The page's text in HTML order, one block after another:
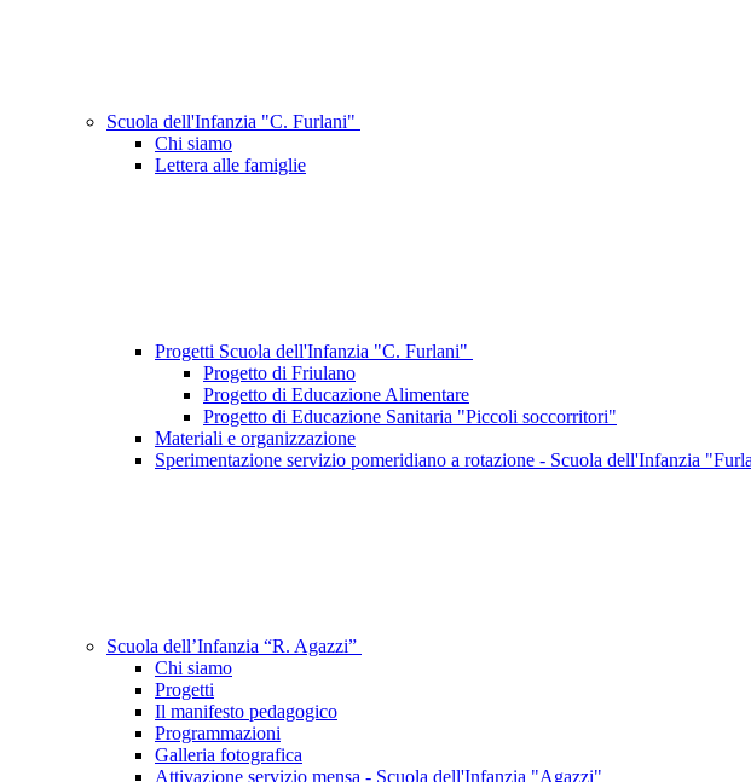
Scuola dell'Infanzia "C. Furlani"
Chi siamo
Lettera alle famiglie
Progetti Scuola dell'Infanzia "C. Furlani"
Progetto di Friulano
Progetto di Educazione Alimentare
Progetto di Educazione Sanitaria "Piccoli soccorritori"
Materiali e organizzazione
Sperimentazione servizio pomeridiano a rotazione - Scuola dell'Infanzia
Scuola dell’Infanzia “R. Agazzi”
Chi siamo
Progetti
Il manifesto pedagogico
Programmazioni
Galleria fotografica
Attivazione servizio mensa - Scuola dell'Infanzia "Agazzi"